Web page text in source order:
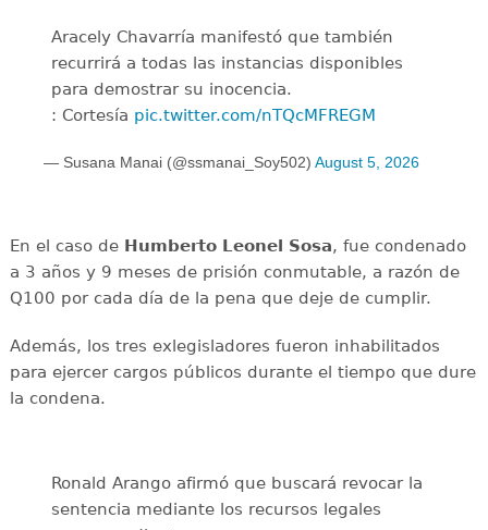
Aracely Chavarría manifestó que también
recurrirá a todas las instancias disponibles
para demostrar su inocencia.
: Cortesía pic.twitter.com/nTQcMFREGM
— Susana Manai (@ssmanai_Soy502) August 5, 2026
En el caso de Humberto Leonel Sosa, fue condenado
a 3 años y 9 meses de prisión conmutable, a razón de
Q100 por cada día de la pena que deje de cumplir.
Además, los tres exlegisladores fueron inhabilitados
para ejercer cargos públicos durante el tiempo que dure
la condena.
Ronald Arango afirmó que buscará revocar la
sentencia mediante los recursos legales